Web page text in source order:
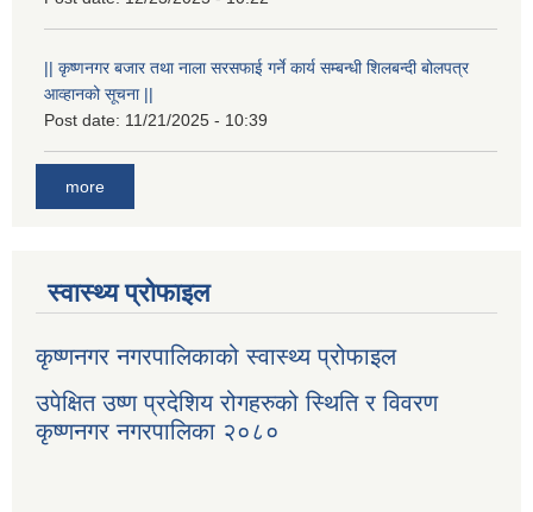
|| कृष्णनगर बजार तथा नाला सरसफाई गर्ने कार्य सम्बन्धी शिलबन्दी बोलपत्र
आव्हानको सूचना ||
Post date: 11/21/2025 - 10:39
more
स्वास्थ्य प्रोफाइल
कृष्णनगर नगरपालिकाको स्वास्थ्य प्रोफाइल
उपेक्षित उष्ण प्रदेशिय रोगहरुको स्थिति र विवरण
कृष्णनगर नगरपालिका २०८०